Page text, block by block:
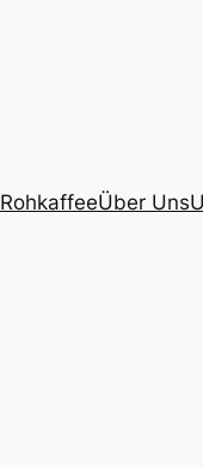
RohkaffeeÜber Uns